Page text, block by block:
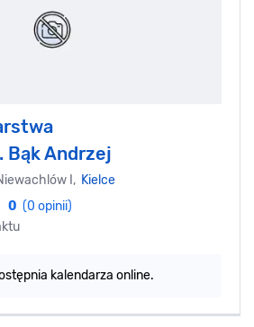
Bąk Andrzej
I, Kielce
0 (0 opinii)
kalendarza online.